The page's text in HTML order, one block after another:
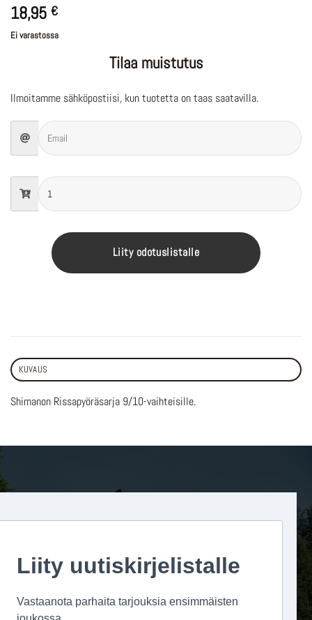
18,95 €
Ei varastossa
Tilaa muistutus
Ilmoitamme sähköpostiisi, kun tuotetta on taas saatavilla.
Liity odotuslistalle
KUVAUS
Shimanon Rissapyöräsarja 9/10-vaihteisille.